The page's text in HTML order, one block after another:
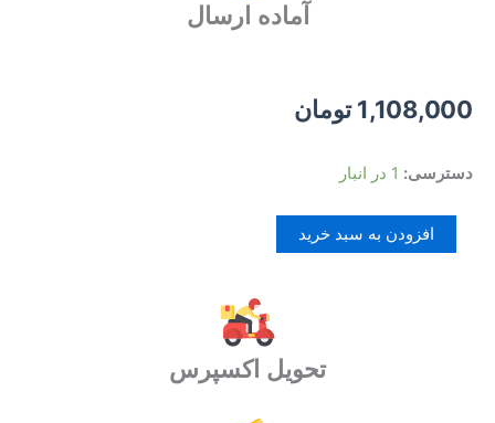
آماده ارسال
1,108,000 تومان
دسترسی: 1 در انبار
کیبورد
میتسوشیدا
(MITSUSHIDA)
مدل
افزودن به سبد خرید
تحویل اکسپرس